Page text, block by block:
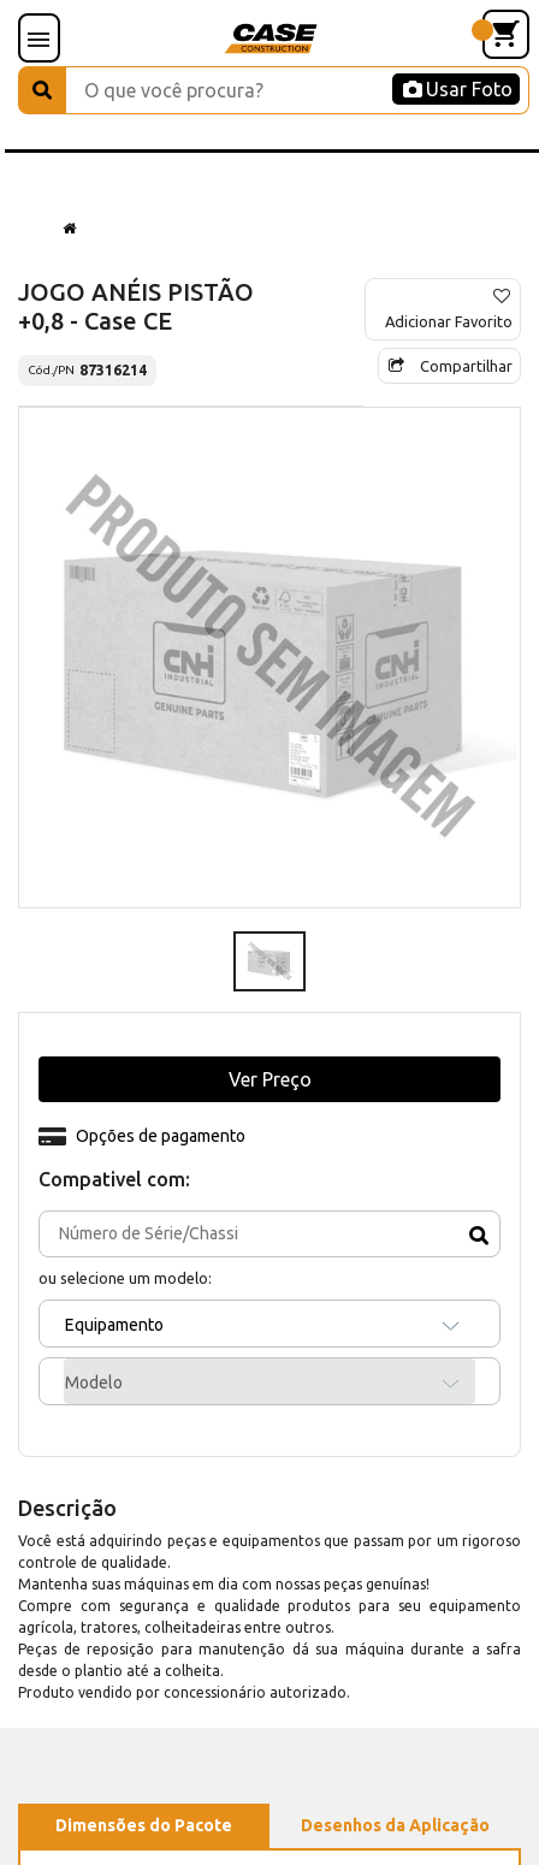
Usar Foto
JOGO ANÉIS PISTÃO
+0,8 - Case CE
Cód./PN 87316214
Adicionar Favorito
Compartilhar
Compativel com:
ou selecione um modelo:
Equipamento
Modelo
Opções de pagamento
Ver Preço
Descrição
Você está adquirindo peças e equipamentos que passam por um rigoroso
controle de qualidade.
Mantenha suas máquinas em dia com nossas peças genuínas!
Compre com segurança e qualidade produtos para seu equipamento
agrícola, tratores, colheitadeiras entre outros.
Peças de reposição para manutenção dá sua máquina durante a safra
desde o plantio até a colheita.
Produto vendido por concessionário autorizado.
Dimensões do Pacote Desenhos da Aplicação